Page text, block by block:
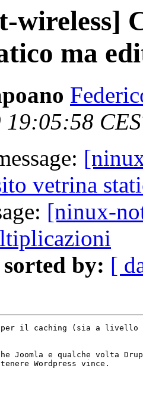
wireless]
ma
vetrina
[ninux-
sorted by: [
per il caching (sia a livello
Joomla e qualche volta
Wordpress vince.